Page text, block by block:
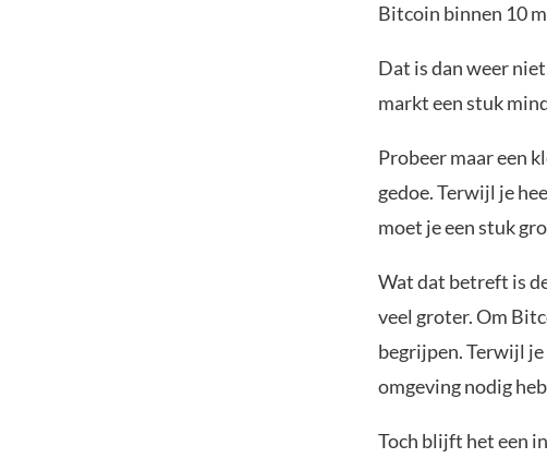
Bitcoin binnen 10
Dat is dan weer
markt een stuk
Probeer maar een
gedoe. Terwijl je
moet je een stuk
Wat dat betreft is
veel groter. Om
begrijpen. Terwijl
omgeving nodig
Toch blijft het een